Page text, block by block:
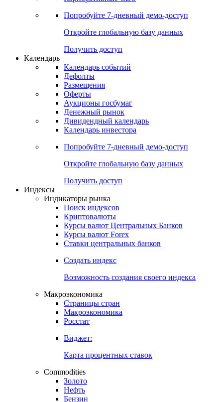
Валютные и процентные свопы
Корпоративные CDS
Попробуйте7-дневный
Откройте глобальную базу данных
Получить доступ
Календарь
Календарь событий
Дефолты
Размещения
Оферты
Денежный рынок
Календарь инвестора
Попробуйте7-дневный
Откройте глобальную базу данных
Получить доступ
Индикаторы рынка
Поиск индексов
Курсы валют Центральных Банков
Ставки центральных банков
Создать индекс
Возможность создания своего индекса
Страницы стран
Росстат
Виджет:
Карта процентных ставок